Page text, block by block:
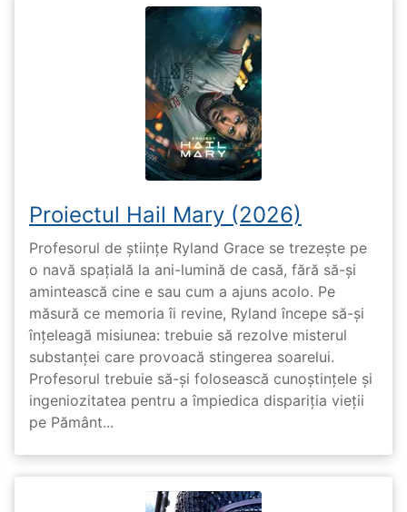
Proiectul Hail Mary (2026)
Profesorul de științe Ryland Grace se trezește pe
o navă spațială la ani-lumină de casă, fără să-și
amintească cine e sau cum a ajuns acolo. Pe
măsură ce memoria îi revine, Ryland începe să-și
înțeleagă misiunea: trebuie să rezolve misterul
substanței care provoacă stingerea soarelui.
Profesorul trebuie să-și folosească cunoștințele și
ingeniozitatea pentru a împiedica dispariția vieții
pe Pământ...